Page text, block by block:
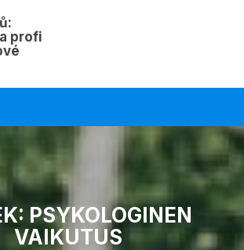
profi
PSYKOLOGINEN
VAIKUTUS